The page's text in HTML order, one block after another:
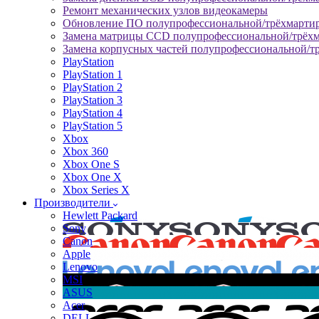
Ремонт механических узлов видеокамеры
Обновление ПО полупрофессиональной/
Замена матрицы CCD полупрофессиональной/
Замена корпусных частей полупрофессиональной/
PlayStation
PlayStation 1
PlayStation 2
PlayStation 3
PlayStation 4
PlayStation 5
Xbox
Xbox 360
Xbox One S
Xbox One X
Xbox Series X
Производители
Hewlett Packard
Sony
Canon
Apple
Lenovo
MSI
ASUS
Acer